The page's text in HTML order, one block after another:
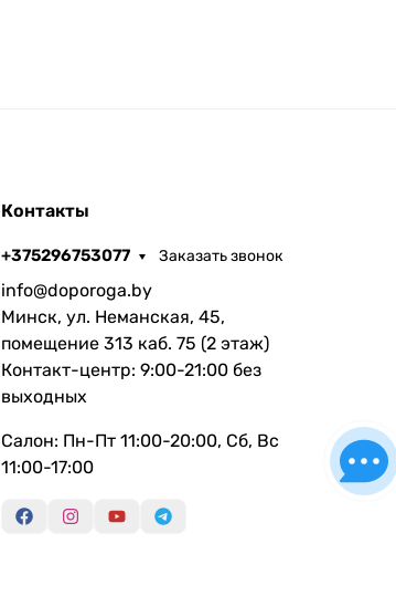
Контакты
+375296753077 Заказать звонок
info@doporoga.by
Минск, ул. Неманская, 45,
помещение 313 каб. 75 (2 этаж)
Контакт-центр: 9:00-21:00 без
выходных
Салон: Пн-Пт 11:00-20:00, Сб, Вс
11:00-17:00